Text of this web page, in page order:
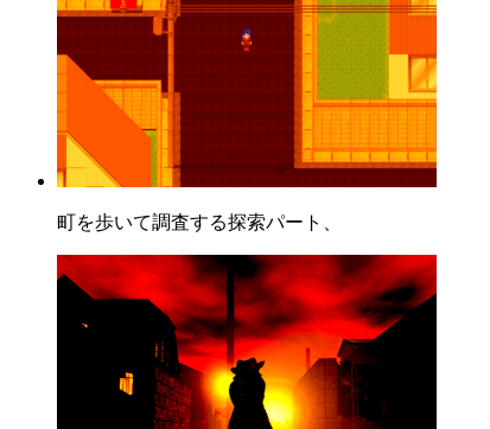
町を歩いて調査する探索パート、